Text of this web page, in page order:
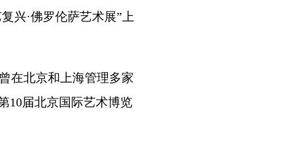
兴·佛罗伦萨艺术展”上
在北京和上海管理多家
10届北京国际艺术博览